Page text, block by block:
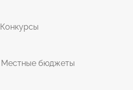
Конкурсы
Местные бюджеты